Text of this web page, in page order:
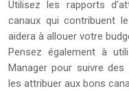
Utilisez les rapports
canaux qui contribuent
aidera à allouer votre
Pensez également à
Manager pour suivre
les attribuer aux bons